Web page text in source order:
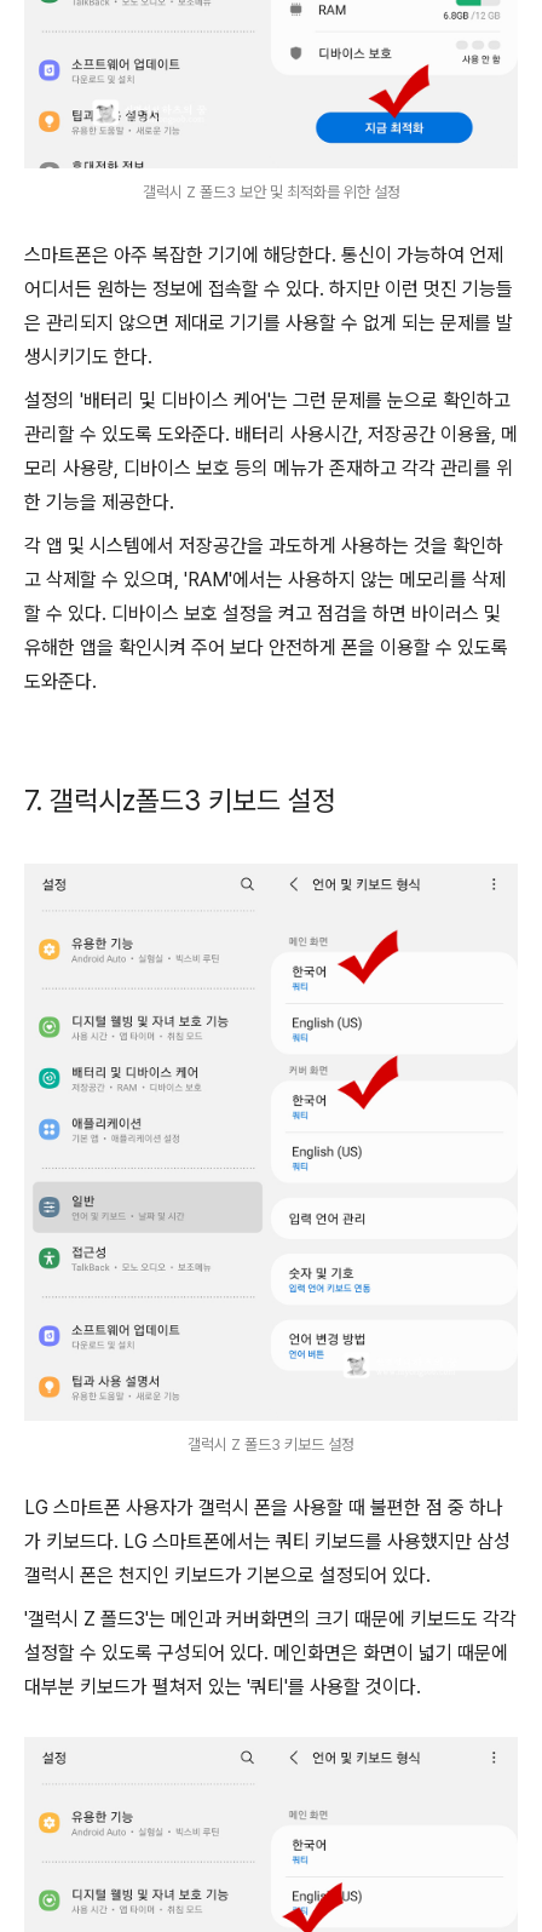
갤럭시 Z 폴드3 보안 및 최적화를 위한 설정
스마트폰은 아주 복잡한 기기에 해당한다. 통신이 가능하여 언제
어디서든 원하는 정보에 접속할 수 있다. 하지만 이런 멋진 기능들
은 관리되지 않으면 제대로 기기를 사용할 수 없게 되는 문제를 발
생시키기도 한다.
설정의 '배터리 및 디바이스 케어'는 그런 문제를 눈으로 확인하고
관리할 수 있도록 도와준다. 배터리 사용시간, 저장공간 이용율, 메
모리 사용량, 디바이스 보호 등의 메뉴가 존재하고 각각 관리를 위
한 기능을 제공한다.
각 앱 및 시스템에서 저장공간을 과도하게 사용하는 것을 확인하
고 삭제할 수 있으며, 'RAM'에서는 사용하지 않는 메모리를 삭제
할 수 있다. 디바이스 보호 설정을 켜고 점검을 하면 바이러스 및
유해한 앱을 확인시켜 주어 보다 안전하게 폰을 이용할 수 있도록
도와준다.
7. 갤럭시z폴드3 키보드 설정
갤럭시 Z 폴드3 키보드 설정
LG 스마트폰 사용자가 갤럭시 폰을 사용할 때 불편한 점 중 하나
가 키보드다. LG 스마트폰에서는 쿼티 키보드를 사용했지만 삼성
갤럭시 폰은 천지인 키보드가 기본으로 설정되어 있다.
'갤럭시 Z 폴드3'는 메인과 커버화면의 크기 때문에 키보드도 각각
설정할 수 있도록 구성되어 있다. 메인화면은 화면이 넓기 때문에
대부분 키보드가 펼쳐저 있는 '쿼티'를 사용할 것이다.